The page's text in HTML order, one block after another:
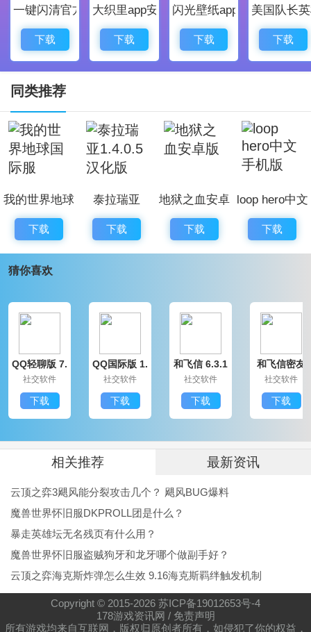
吸引更多的顾客前来光顾。
不同的技能解锁使你能制作出更多美味的酒水，带给玩
家更加奇妙的模拟体验。
与客人进一步的交流，拉近与客人之间的亲密关系，发
选择你喜欢的音乐作为酒吧的背景音乐，还可以邀请音
乐家在你的酒吧现场演奏。
调酒我最强点评
调酒我最强是一款非常好玩的调酒游戏。让你融合各种
你喜欢的水果，打造出一杯又一杯的精品美酒哦，一起
一键闪清官方最新版
下载
大织里app安卓版
下载
闪光壁纸app安卓最新版
下载
美国队长
下载
同类推荐
我的世界地球
国际服
下载
泰拉瑞亚
1.4.0.5汉化版
下载
地狱之血安卓
版
下载
loop hero中文
手机版
下载
猜你喜欢
QQ轻聊版 7.
9.14314.0
社交软件
下载
QQ国际版 1.
91.1370.0
社交软件
下载
和飞信 6.3.1
200
社交软件
下载
和飞信密友
圈版 6.3.120
社交软件
下载
相关推荐 最新资讯
云顶之弈3飓风能分裂攻击几个？ 飓风BUG爆料
魔兽世界怀旧服DKPROLL团是什么？
暴走英雄坛无名残页有什么用？
魔兽世界怀旧服盗贼狗牙和龙牙哪个做副手好？
云顶之弈海克斯炸弹怎么生效 9.16海克斯羁绊触发机制
Copyright © 2015-2026 苏ICP备19012653号-4
178游戏资讯网 / 免责声明
所有游戏均来自互联网，版权归原创者所有，如侵犯了你的权益，